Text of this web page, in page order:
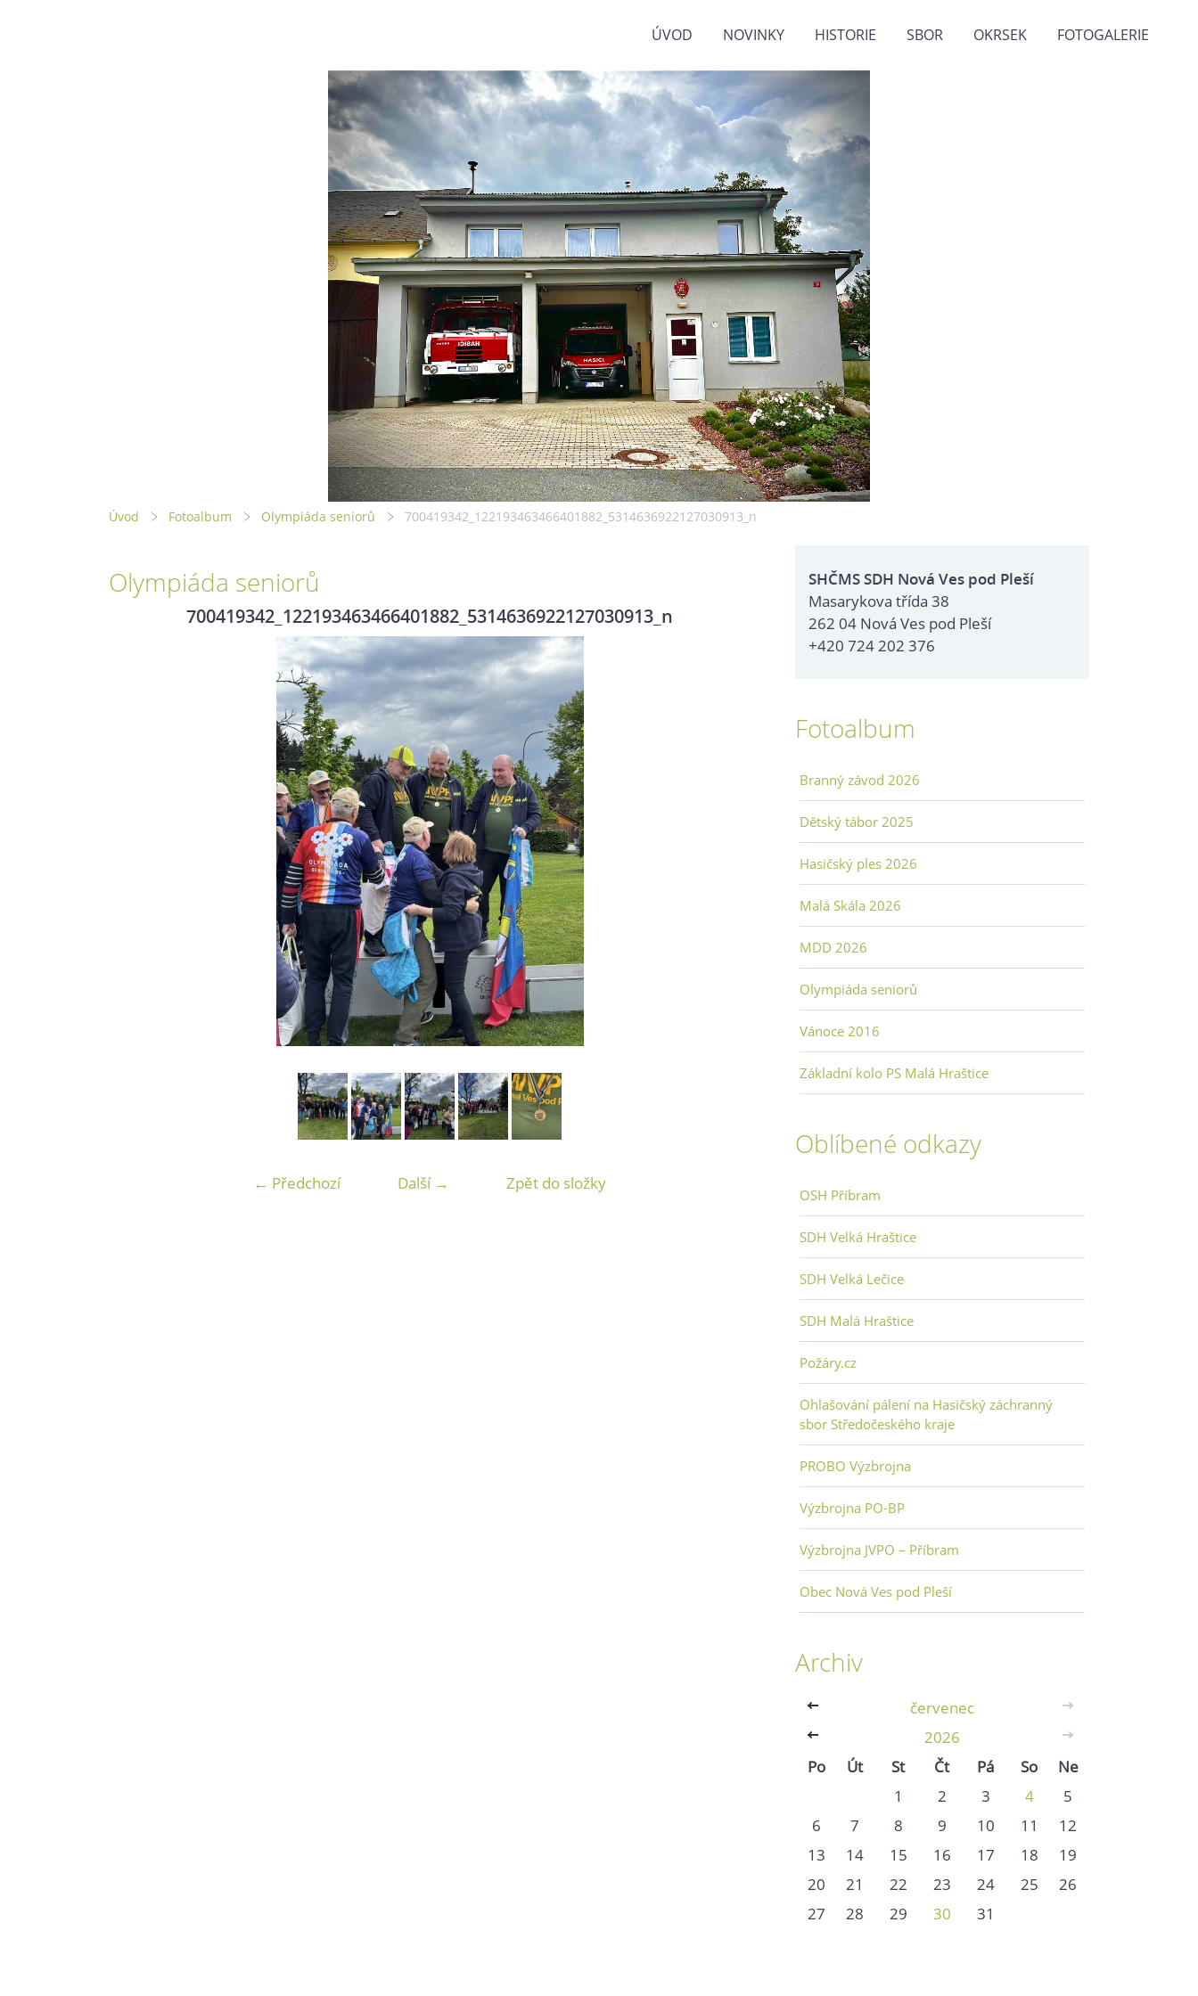
ÚVOD NOVINKY HISTORIE SBOR OKRSEK FOTOGALERIE
Úvod Fotoalbum Olympiáda seniorů 700419342_122193463466401882_5314636922127030913_n
Olympiáda seniorů
700419342_122193463466401882_5314636922127030913_n
← Předchozí Další → Zpět do složky
SHČMS SDH Nová Ves pod Pleší
Masarykova třída 38
262 04 Nová Ves pod Pleší
+420 724 202 376
Fotoalbum
Branný závod 2026
Dětský tábor 2025
Hasičský ples 2026
Malá Skála 2026
MDD 2026
Olympiáda seniorů
Vánoce 2016
Základní kolo PS Malá Hraštice
Oblíbené odkazy
OSH Příbram
SDH Velká Hraštice
SDH Velká Lečice
SDH Malá Hraštice
Požáry.cz
Ohlašování pálení na Hasičský záchranný
sbor Středočeského kraje
PROBO Výzbrojna
Výzbrojna PO-BP
Výzbrojna JVPO – Příbram
Obec Nová Ves pod Pleší
Archiv
<< červenec
>>
<<
2026
>>
Po
Út St Čt Pá So
Ne
1
2 3 4
5
6
7 8 9 10 11
12
13
14 15 16 17 18
19
20
21 22 23 24 25
26
27
28 29 30 31